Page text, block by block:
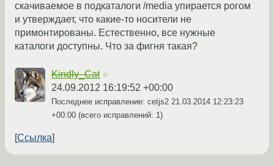
скачиваемое в подкаталоги /media упирается рогом
и утверждает, что какие-то носители не
примонтированы. Естественно, все нужные
каталоги доступны. Что за фигня такая?
Kindly_Cat ☆
24.09.2012 16:19:52 +00:00
Последнее исправление: cetjs2 21.03.2014 12:23:23
+00:00 (всего исправлений: 1)
Ссылка